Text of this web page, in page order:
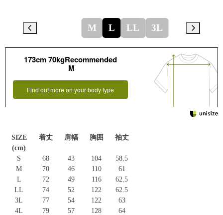
M L LL 3L
173cm 70kgRecommended
M
Find out more on your body type
SIZE
(cm)
着丈 肩幅 胸囲 袖丈
S 68 43 104
58.5
M
70 46 110
61
L
72 49 116
62.5
LL
74 52 122
62.5
3L
77 54 122
63
4L
79 57 128
64